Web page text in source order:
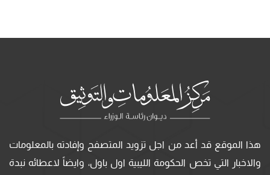
هذا الموقع قد أعد من اجل تزويد المتصفح وإفادته بالمعلومات
والاخبار التي تخص الحكومة الليبية اول باول، وايضاً لاعطائه نبدة